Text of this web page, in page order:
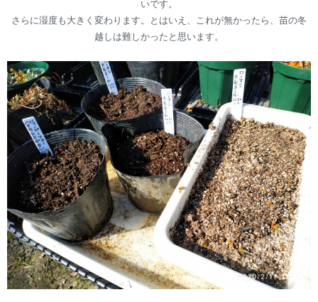
いです。
さらに湿度も大きく変わります。とはいえ、これが無かったら、苗の冬
越しは難しかったと思います。